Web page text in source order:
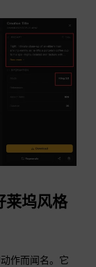
莱坞风格
作而闻名。它